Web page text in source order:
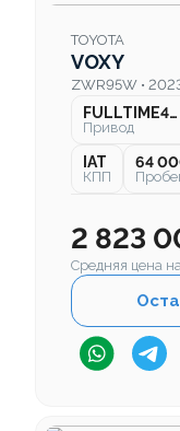
TOYOTA
VOXY
ZWR95W •
FULLTIME4WD
Привод
IAT
КПП
64
2 823
Средняя цена